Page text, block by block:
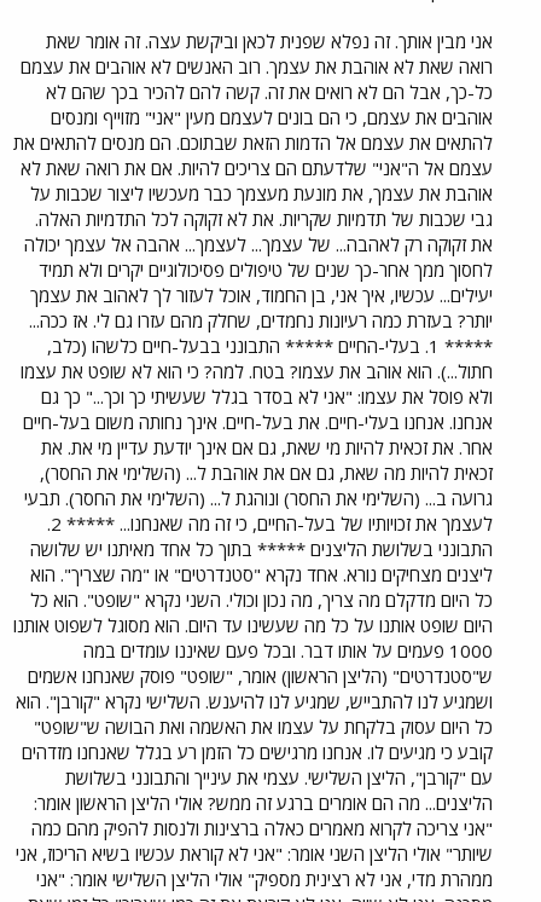
אני מבין אותך. זה נפלא שפנית לכאן וביקשת עצה. זה אומר שאת
רואה שאת לא אוהבת את עצמך. רוב האנשים לא אוהבים את עצמם
כל-כך, אבל הם לא רואים את זה. קשה להם להכיר בכך שהם לא
אוהבים את עצמם, כי הם בונים לעצמם מעין "אני" מזוייף ומנסים
להתאים את עצמם אל הדמות הזאת שבתוכם. הם מנסים להתאים את
עצמם אל ה"אני" שלדעתם הם צריכים להיות. אם את רואה שאת לא
אוהבת את עצמך, את מונעת מעצמך כבר מעכשיו ליצור שכבות על
גבי שכבות של תדמיות שקריות. את לא זקוקה לכל התדמיות האלה.
את זקוקה רק לאהבה... של עצמך... לעצמך... אהבה אל עצמך יכולה
לחסוך ממך אחר-כך שנים של טיפולים פסיכולוגיים יקרים ולא תמיד
יעילים... עכשיו, איך אני, בן החמוד, אוכל לעזור לך לאהוב את עצמך
יותר? בעזרת כמה רעיונות נחמדים, שחלק מהם עזרו גם לי. אז ככה...
***** 1. בעלי-החיים ***** התבונני בבעל-חיים כלשהו (כלב,
חתול...). הוא אוהב את עצמו? בטח. למה? כי הוא לא שופט את עצמו
ולא פוסל את עצמו: "אני לא בסדר בגלל שעשיתי כך וכך..." כך גם
אנחנו. אנחנו בעלי-חיים. את בעל-חיים. אינך נחותה משום בעל-חיים
אחר. את זכאית להיות מי שאת, גם אם אינך יודעת עדיין מי את. את
זכאית להיות מה שאת, גם אם את אוהבת ל... (השלימי את החסר),
גרועה ב... (השלימי את החסר) ונוהגת ל... (השלימי את החסר). תבעי
לעצמך את זכויותיו של בעל-החיים, כי זה מה שאנחנו... ***** 2.
התבונני בשלושת הליצנים ***** בתוך כל אחד מאיתנו יש שלושה
ליצנים מצחיקים נורא. אחד נקרא "סטנדרטים" או "מה שצריך". הוא
כל היום מדקלם מה צריך, מה נכון וכולי. השני נקרא "שופט". הוא כל
היום שופט אותנו על כל מה שעשינו עד היום. הוא מסוגל לשפוט אותנו
1000 פעמים על אותו דבר. ובכל פעם שאיננו עומדים במה
ש"סטנדרטים" (הליצן הראשון) אומר, "שופט" פוסק שאנחנו אשמים
ושמגיע לנו להתבייש, שמגיע לנו להיענש. השלישי נקרא "קורבן". הוא
כל היום עסוק בלקחת על עצמו את האשמה ואת הבושה ש"שופט"
קובע כי מגיעים לו. אנחנו מרגישים כל הזמן רע בגלל שאנחנו מזדהים
עם "קורבן", הליצן השלישי. עצמי את עינייך והתבונני בשלושת
הליצנים... מה הם אומרים ברגע זה ממש? אולי הליצן הראשון אומר:
"אני צריכה לקרוא מאמרים כאלה ברצינות ולנסות להפיק מהם כמה
שיותר" אולי הליצן השני אומר: "אני לא קוראת עכשיו בשיא הריכוז, אני
ממהרת מדי, אני לא רצינית מספיק" אולי הליצן השלישי אומר: "אני